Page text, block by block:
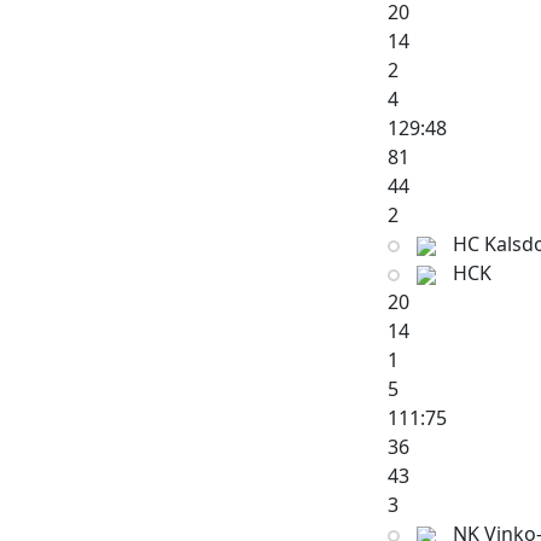
20
14
2
4
129:48
81
44
2
HC
HCK
20
14
1
5
111:75
36
43
3
NK